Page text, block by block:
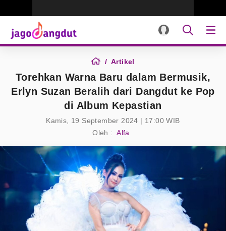
Artikel
Torehkan Warna Baru dalam Bermusik,
Erlyn Suzan Beralih dari Dangdut ke Pop
di Album Kepastian
Kamis, 19 September 2024 | 17:00 WIB
Oleh : Alfa